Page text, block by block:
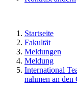
Startseite
Fakultät
Meldungen
Meldung
International
nahmen an